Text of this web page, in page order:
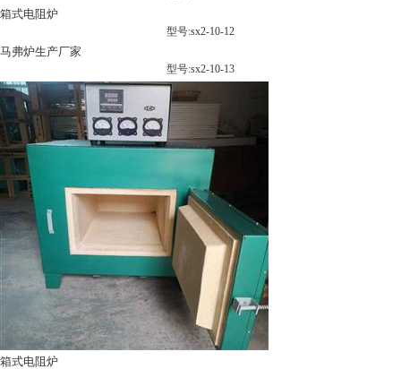
箱式电阻炉
型号:sx2-10-12
马弗炉生产厂家
型号:sx2-10-13
箱式电阻炉